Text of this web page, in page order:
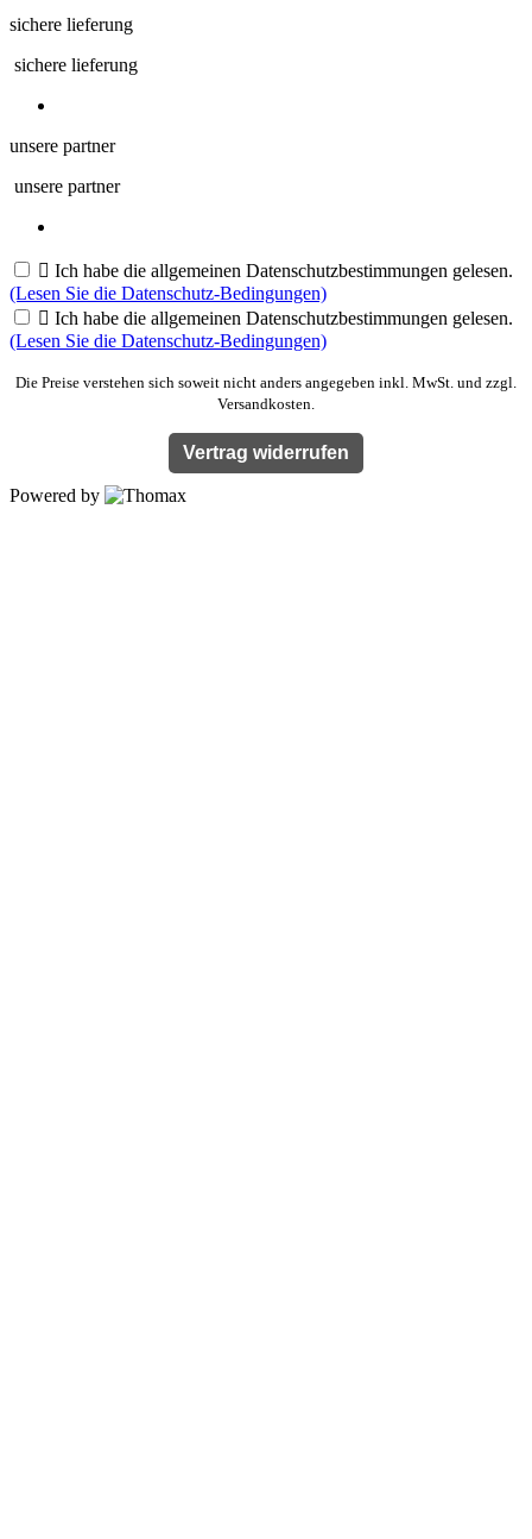
sichere lieferung
sichere lieferung
unsere partner
unsere partner
 Ich habe die allgemeinen Datenschutzbestimmungen gelesen.
(Lesen Sie die Datenschutz-Bedingungen)
 Ich habe die allgemeinen Datenschutzbestimmungen gelesen.
(Lesen Sie die Datenschutz-Bedingungen)
Die Preise verstehen sich soweit nicht anders angegeben inkl. MwSt. und zzgl.
Versandkosten.
Vertrag widerrufen
Powered by